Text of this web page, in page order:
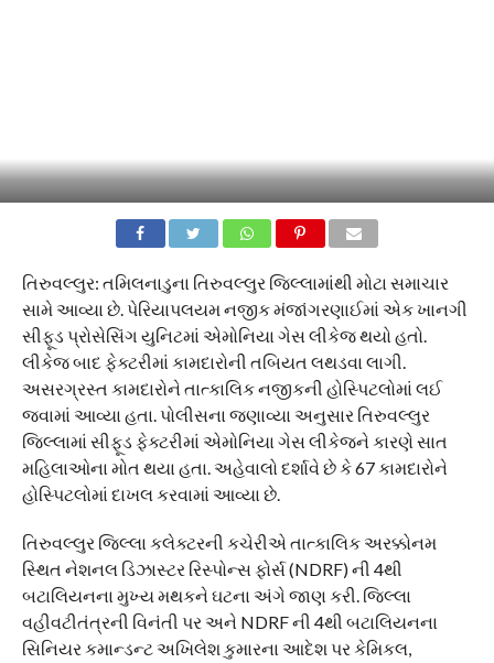
તિરુવલ્લુર: તમિલનાડુના તિરુવલ્લુર જિલ્લામાંથી મોટા સમાચાર
સામે આવ્યા છે. પેરિયાપલયમ નજીક મંજાંગરણાઈમાં એક ખાનગી
સીફૂડ પ્રોસેસિંગ યુનિટમાં એમોનિયા ગેસ લીકેજ થયો હતો.
લીકેજ બાદ ફેક્ટરીમાં કામદારોની તબિયત લથડવા લાગી.
અસરગ્રસ્ત કામદારોને તાત્કાલિક નજીકની હોસ્પિટલોમાં લઈ
જવામાં આવ્યા હતા. પોલીસના જણાવ્યા અનુસાર તિરુવલ્લુર
જિલ્લામાં સીફૂડ ફેક્ટરીમાં એમોનિયા ગેસ લીકેજને કારણે સાત
મહિલાઓના મોત થયા હતા. અહેવાલો દર્શાવે છે કે 67 કામદારોને
હોસ્પિટલોમાં દાખલ કરવામાં આવ્યા છે.
તિરુવલ્લુર જિલ્લા કલેક્ટરની કચેરીએ તાત્કાલિક અરક્કોનમ
સ્થિત નેશનલ ડિઝાસ્ટર રિસ્પોન્સ ફોર્સ (NDRF) ની 4થી
બટાલિયનના મુખ્ય મથકને ઘટના અંગે જાણ કરી. જિલ્લા
વહીવટીતંત્રની વિનંતી પર અને NDRF ની 4થી બટાલિયનના
સિનિયર કમાન્ડન્ટ અખિલેશ કુમારના આદેશ પર કેમિકલ,